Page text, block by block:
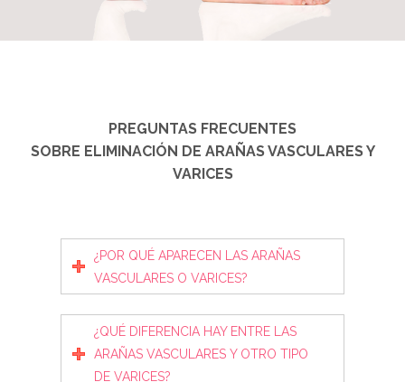
PREGUNTAS FRECUENTES
SOBRE ELIMINACIÓN DE ARAÑAS VASCULARES Y
VARICES
¿POR QUÉ APARECEN LAS ARAÑAS
VASCULARES O VARICES?
¿QUÉ DIFERENCIA HAY ENTRE LAS
ARAÑAS VASCULARES Y OTRO TIPO
DE VARICES?